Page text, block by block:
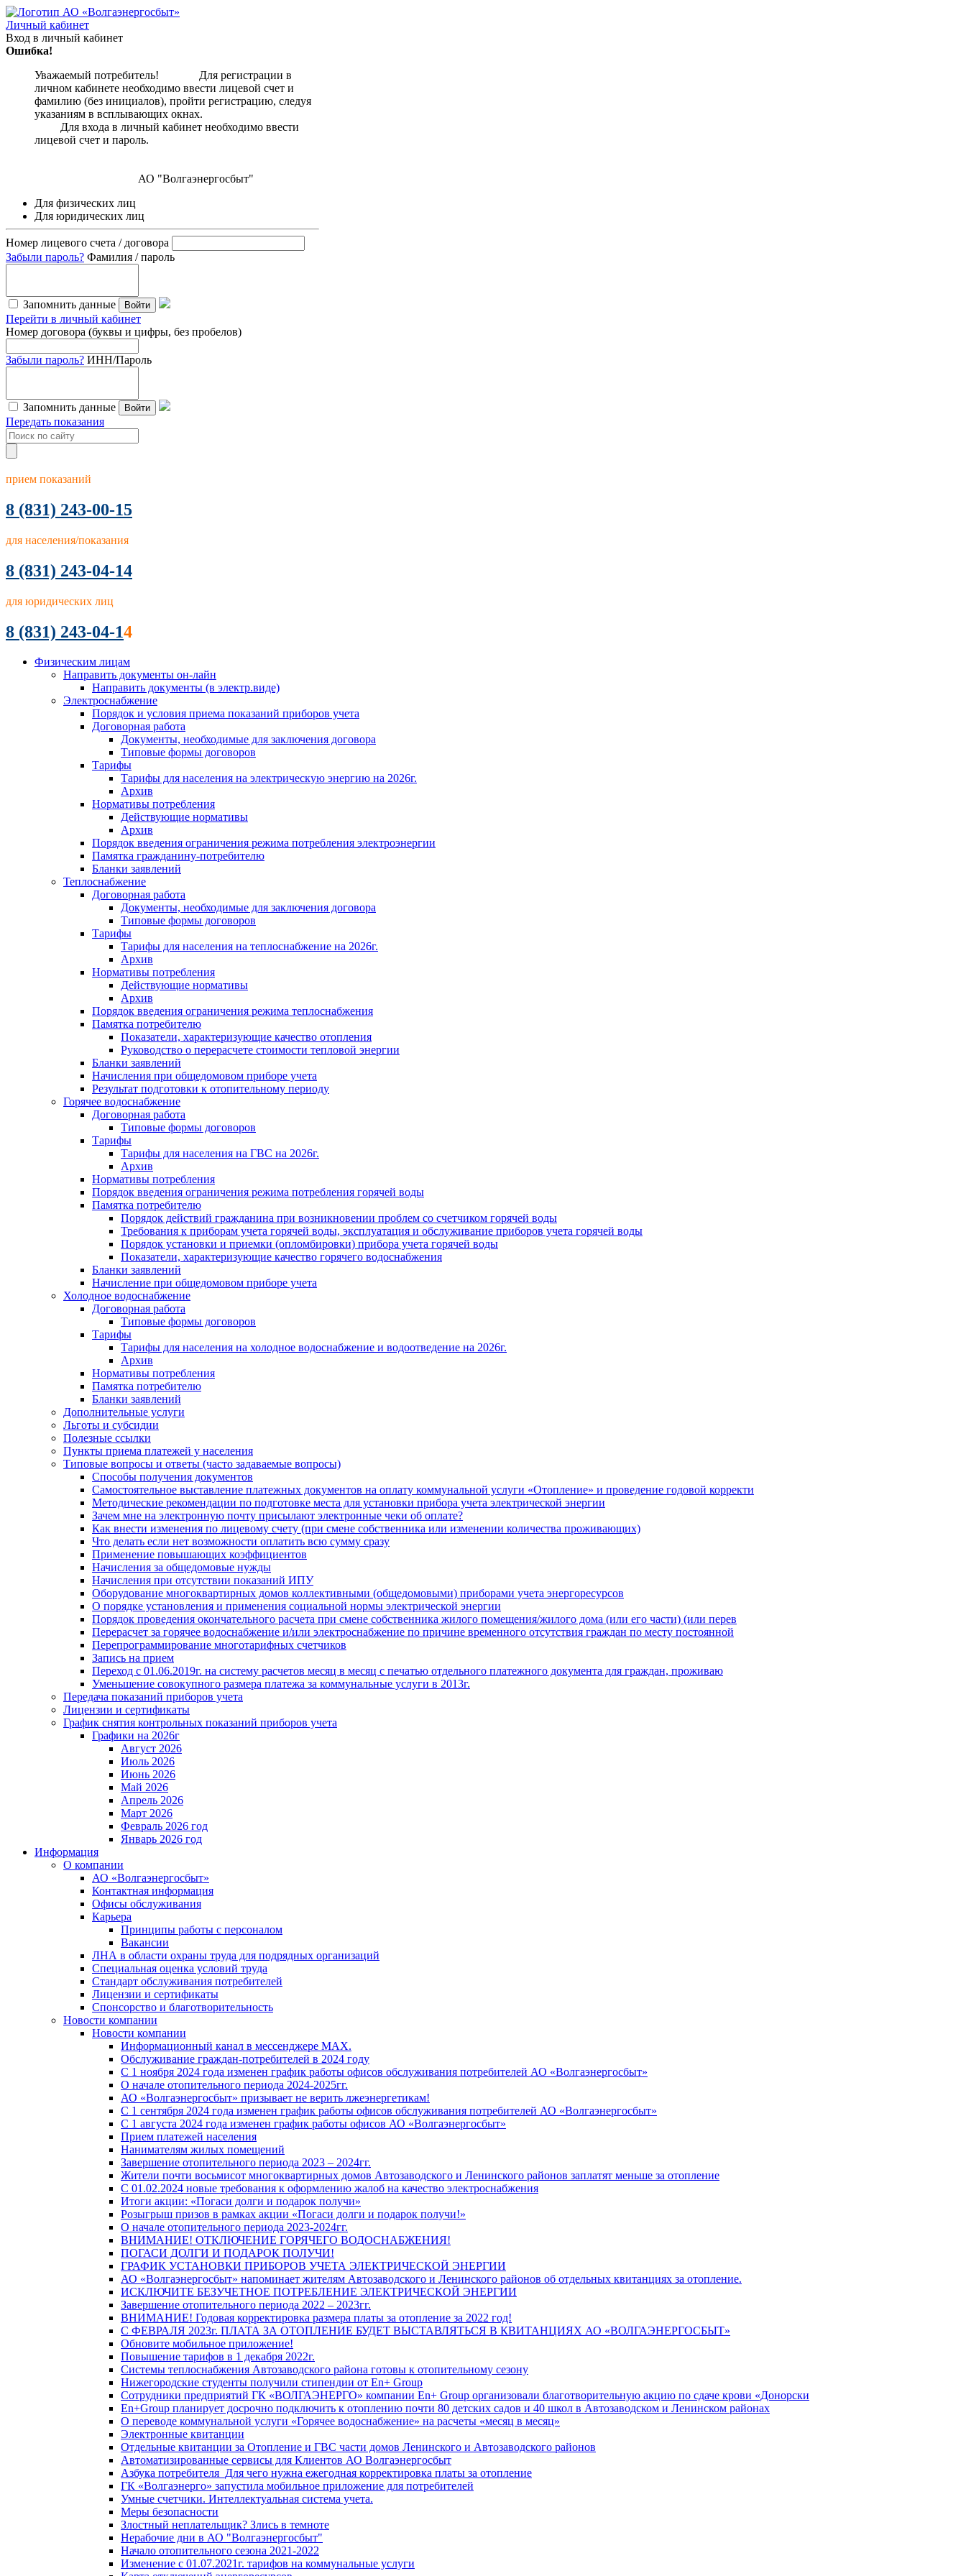
Личный кабинет
Вход в личный кабинет
Ошибка!
Уважаемый потребитель! Для регистрации в
личном кабинете необходимо ввести лицевой счет и
фамилию (без инициалов), пройти регистрацию, следуя
указаниям в всплывающих окнах.
Для входа в личный кабинет необходимо ввести
лицевой счет и пароль.
АО "Волгаэнергосбыт"
Для физических лиц
Для юридических лиц
Номер лицевого счета / договора
Забыли пароль? Фамилия / пароль
Запомнить данные Войти
Перейти в личный кабинет
Номер договора (буквы и цифры, без пробелов)
Забыли пароль? ИНН/Пароль
Запомнить данные Войти
Передать показания
прием показаний
8 (831) 243-00-15
для населения/показания
8 (831) 243-04-14
для юридических лиц
8 (831) 243-04-14
Физическим лицам
Направить документы он-лайн
Направить документы (в электр.виде)
Электроснабжение
Порядок и условия приема показаний приборов учета
Договорная работа
Документы, необходимые для заключения договора
Типовые формы договоров
Тарифы
Тарифы для населения на электрическую энергию на 2026г.
Архив
Нормативы потребления
Действующие нормативы
Архив
Порядок введения ограничения режима потребления электроэнергии
Памятка гражданину-потребителю
Бланки заявлений
Теплоснабжение
Договорная работа
Документы, необходимые для заключения договора
Типовые формы договоров
Тарифы
Тарифы для населения на теплоснабжение на 2026г.
Архив
Нормативы потребления
Действующие нормативы
Архив
Порядок введения ограничения режима теплоснабжения
Памятка потребителю
Показатели, характеризующие качество отопления
Руководство о перерасчете стоимости тепловой энергии
Бланки заявлений
Начисления при общедомовом приборе учета
Результат подготовки к отопительному периоду
Горячее водоснабжение
Договорная работа
Типовые формы договоров
Тарифы
Тарифы для населения на ГВС на 2026г.
Архив
Нормативы потребления
Порядок введения ограничения режима потребления горячей воды
Памятка потребителю
Порядок действий гражданина при возникновении проблем со счетчиком горячей воды
Требования к приборам учета горячей воды, эксплуатация и обслуживание приборов учета горячей воды
Порядок установки и приемки (опломбировки) прибора учета горячей воды
Показатели, характеризующие качество горячего водоснабжения
Бланки заявлений
Начисление при общедомовом приборе учета
Холодное водоснабжение
Договорная работа
Типовые формы договоров
Тарифы
Тарифы для населения на холодное водоснабжение и водоотведение на 2026г.
Архив
Нормативы потребления
Памятка потребителю
Бланки заявлений
Дополнительные услуги
Льготы и субсидии
Полезные ссылки
Пункты приема платежей у населения
Типовые вопросы и ответы (часто задаваемые вопросы)
Способы получения документов
Самостоятельное выставление платежных документов на оплату коммунальной услуги «Отопление» и проведение годовой корректи
Методические рекомендации по подготовке места для установки прибора учета электрической энергии
Зачем мне на электронную почту присылают электронные чеки об оплате?
Как внести изменения по лицевому счету (при смене собственника или изменении количества проживающих)
Что делать если нет возможности оплатить всю сумму сразу
Применение повышающих коэффициентов
Начисления за общедомовые нужды
Начисления при отсутствии показаний ИПУ
Оборудование многоквартирных домов коллективными (общедомовыми) приборами учета энергоресурсов
О порядке установления и применения социальной нормы электрической энергии
Порядок проведения окончательного расчета при смене собственника жилого помещения/жилого дома (или его части) (или перев
Перерасчет за горячее водоснабжение и/или электроснабжение по причине временного отсутствия граждан по месту постоянной
Перепрограммирование многотарифных счетчиков
Запись на прием
Переход с 01.06.2019г. на систему расчетов месяц в месяц с печатью отдельного платежного документа для граждан, проживаю
Уменьшение совокупного размера платежа за коммунальные услуги в 2013г.
Передача показаний приборов учета
Лицензии и сертификаты
График снятия контрольных показаний приборов учета
Графики на 2026г
Август 2026
Июль 2026
Июнь 2026
Май 2026
Апрель 2026
Март 2026
Февраль 2026 год
Январь 2026 год
Информация
О компании
АО «Волгаэнергосбыт»
Контактная информация
Офисы обслуживания
Карьера
Принципы работы с персоналом
Вакансии
ЛНА в области охраны труда для подрядных организаций
Специальная оценка условий труда
Стандарт обслуживания потребителей
Лицензии и сертификаты
Спонсорство и благотворительность
Новости компании
Новости компании
Информационный канал в мессенджере MAX.
Обслуживание граждан-потребителей в 2024 году
С 1 ноября 2024 года изменен график работы офисов обслуживания потребителей АО «Волгаэнергосбыт»
О начале отопительного периода 2024-2025гг.
АО «Волгаэнергосбыт» призывает не верить лжеэнергетикам!
С 1 сентября 2024 года изменен график работы офисов обслуживания потребителей АО «Волгаэнергосбыт»
С 1 августа 2024 года изменен график работы офисов АО «Волгаэнергосбыт»
Прием платежей населения
Нанимателям жилых помещений
Завершение отопительного периода 2023 – 2024гг.
Жители почти восьмисот многоквартирных домов Автозаводского и Ленинского районов заплатят меньше за отопление
С 01.02.2024 новые требования к оформлению жалоб на качество электроснабжения
Итоги акции: «Погаси долги и подарок получи»
Розыгрыш призов в рамках акции «Погаси долги и подарок получи!»
О начале отопительного периода 2023-2024гг.
ВНИМАНИЕ! ОТКЛЮЧЕНИЕ ГОРЯЧЕГО ВОДОСНАБЖЕНИЯ!
ПОГАСИ ДОЛГИ И ПОДАРОК ПОЛУЧИ!
ГРАФИК УСТАНОВКИ ПРИБОРОВ УЧЕТА ЭЛЕКТРИЧЕСКОЙ ЭНЕРГИИ
АО «Волгаэнергосбыт» напоминает жителям Автозаводского и Ленинского районов об отдельных квитанциях за отопление.
ИСКЛЮЧИТЕ БЕЗУЧЕТНОЕ ПОТРЕБЛЕНИЕ ЭЛЕКТРИЧЕСКОЙ ЭНЕРГИИ
Завершение отопительного периода 2022 – 2023гг.
ВНИМАНИЕ! Годовая корректировка размера платы за отопление за 2022 год!
С ФЕВРАЛЯ 2023г. ПЛАТА ЗА ОТОПЛЕНИЕ БУДЕТ ВЫСТАВЛЯТЬСЯ В КВИТАНЦИЯХ АО «ВОЛГАЭНЕРГОСБЫТ»
Обновите мобильное приложение!
Повышение тарифов в 1 декабря 2022г.
Системы теплоснабжения Автозаводского района готовы к отопительному сезону
Нижегородские студенты получили стипендии от En+ Group
Сотрудники предприятий ГК «ВОЛГАЭНЕРГО» компании En+ Group организовали благотворительную акцию по сдаче крови «Донорски
En+Group планирует досрочно подключить к отоплению почти 80 детских садов и 40 школ в Автозаводском и Ленинском районах
О переводе коммунальной услуги «Горячее водоснабжение» на расчеты «месяц в месяц»
Электронные квитанции
Отдельные квитанции за Отопление и ГВС части домов Ленинского и Автозаводского районов
Автоматизированные сервисы для Клиентов АО Волгаэнергосбыт
Азбука потребителя_Для чего нужна ежегодная корректировка платы за отопление
ГК «Волгаэнерго» запустила мобильное приложение для потребителей
Умные счетчики. Интеллектуальная система учета.
Меры безопасности
Злостный неплательщик? Злись в темноте
Нерабочие дни в АО "Волгаэнергосбыт"
Начало отопительного сезона 2021-2022
Изменение с 01.07.2021г. тарифов на коммунальные услуги